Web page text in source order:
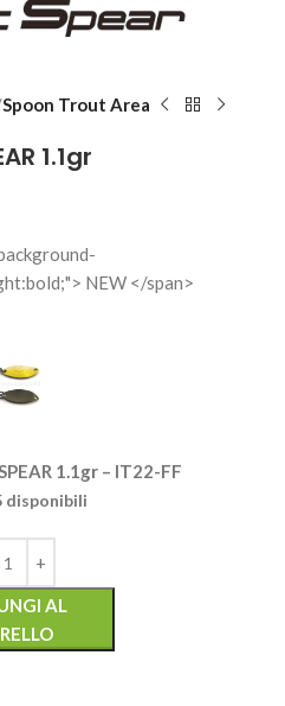
Spoon Trout Area
1.1gr
1.1gr – IT22-FF
disponibili
AL